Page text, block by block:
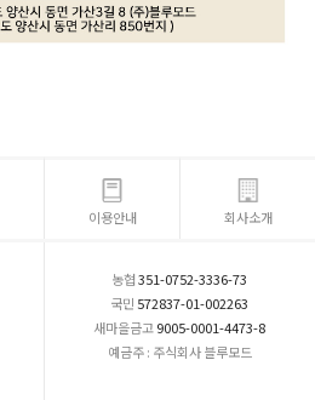
이용안내 회사소개
농협351-0752-3336-73
국민 572837-01-002263
새마을금고9005-0001-4473-8
예금주 : 주식회사 블루모드